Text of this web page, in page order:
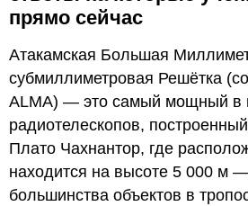
прямо сейчас
Атакамская Большая
субмиллиметровая Решётка
ALMA) — это самый мощный в
радиотелескопов,
Плато Чахнантор, где
находится на высоте 5 000 м
большинства объектов в